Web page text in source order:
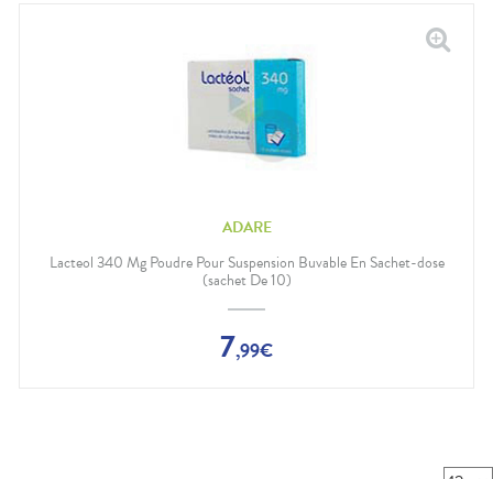
ADARE
Lacteol 340 Mg Poudre Pour Suspension Buvable En Sachet-dose
(sachet De 10)
7,99€